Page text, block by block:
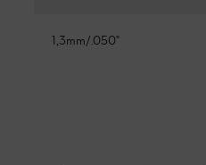
1,3mm/.050"